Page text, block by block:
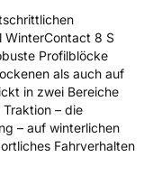
WinterContact 8 S
Profilblöcke
als auch auf
in zwei Bereiche
– die
– auf winterlichen
Fahrverhalten